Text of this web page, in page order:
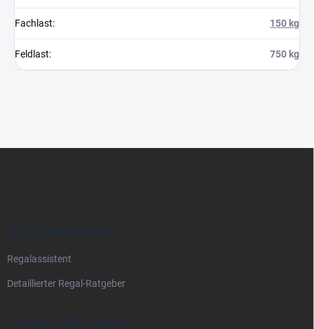
Fachlast: 150 kg
Feldlast: 750 kg
ALLES ÜBER REGALE
Regalassistent
Detaillierter Regal-Ratgeber
VERSAND UND ZAHLUNG